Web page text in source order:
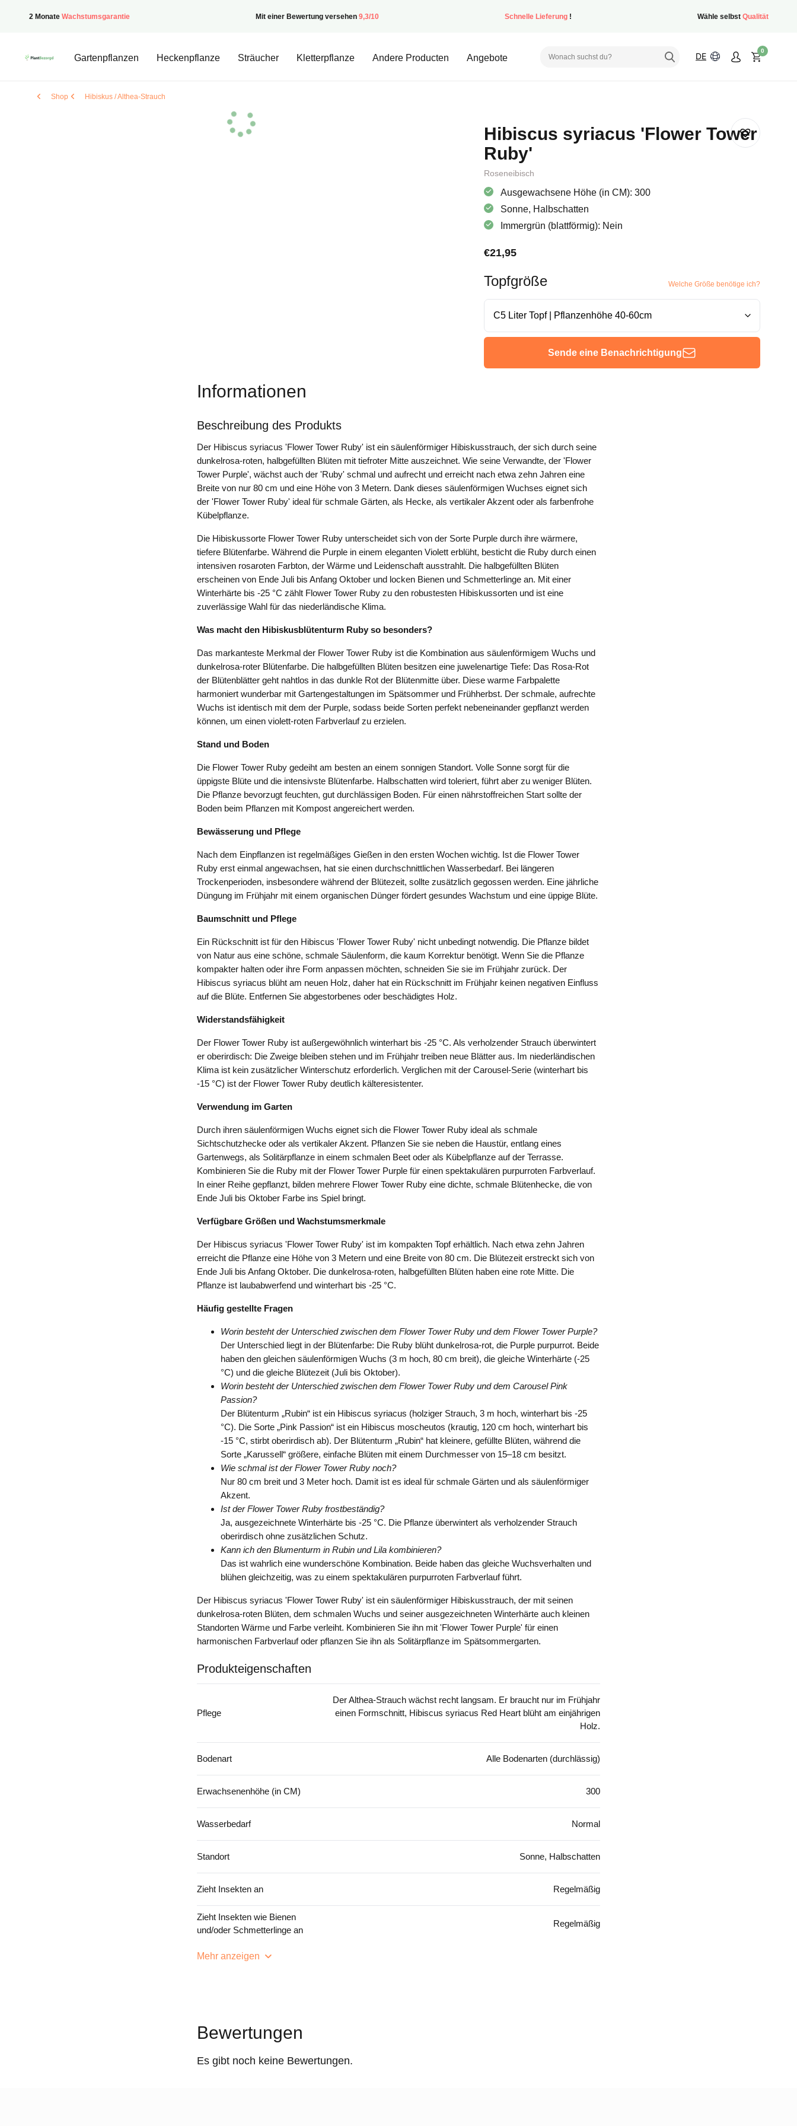
2 Monate Wachstumsgarantie Mit einer Bewertung versehen 9,3/10 Schnelle Lieferung ! Wähle selbst Qualität
PflanzenGeliefert
Gartenpflanzen Heckenpflanze Sträucher Kletterpflanze Andere Producten Angebote DE
0
Shop Hibiskus / Althea-Strauch
Hibiscus syriacus 'Flower Tower
Ruby'
Roseneibisch
Ausgewachsene Höhe (in CM): 300
Sonne, Halbschatten
Immergrün (blattförmig): Nein
€21,95
Topfgröße Welche Größe benötige ich?
Sende eine Benachrichtigung
Informationen
Beschreibung des Produkts
Der Hibiscus syriacus 'Flower Tower Ruby' ist ein säulenförmiger Hibiskusstrauch, der sich durch seine
dunkelrosa-roten, halbgefüllten Blüten mit tiefroter Mitte auszeichnet. Wie seine Verwandte, der 'Flower
Tower Purple', wächst auch der 'Ruby' schmal und aufrecht und erreicht nach etwa zehn Jahren eine
Breite von nur 80 cm und eine Höhe von 3 Metern. Dank dieses säulenförmigen Wuchses eignet sich
der 'Flower Tower Ruby' ideal für schmale Gärten, als Hecke, als vertikaler Akzent oder als farbenfrohe
Kübelpflanze.
Die Hibiskussorte Flower Tower Ruby unterscheidet sich von der Sorte Purple durch ihre wärmere,
tiefere Blütenfarbe. Während die Purple in einem eleganten Violett erblüht, besticht die Ruby durch einen
intensiven rosaroten Farbton, der Wärme und Leidenschaft ausstrahlt. Die halbgefüllten Blüten
erscheinen von Ende Juli bis Anfang Oktober und locken Bienen und Schmetterlinge an. Mit einer
Winterhärte bis -25 °C zählt Flower Tower Ruby zu den robustesten Hibiskussorten und ist eine
zuverlässige Wahl für das niederländische Klima.
Was macht den Hibiskusblütenturm Ruby so besonders?
Das markanteste Merkmal der Flower Tower Ruby ist die Kombination aus säulenförmigem Wuchs und
dunkelrosa-roter Blütenfarbe. Die halbgefüllten Blüten besitzen eine juwelenartige Tiefe: Das Rosa-Rot
der Blütenblätter geht nahtlos in das dunkle Rot der Blütenmitte über. Diese warme Farbpalette
harmoniert wunderbar mit Gartengestaltungen im Spätsommer und Frühherbst. Der schmale, aufrechte
Wuchs ist identisch mit dem der Purple, sodass beide Sorten perfekt nebeneinander gepflanzt werden
können, um einen violett-roten Farbverlauf zu erzielen.
Stand und Boden
Die Flower Tower Ruby gedeiht am besten an einem sonnigen Standort. Volle Sonne sorgt für die
üppigste Blüte und die intensivste Blütenfarbe. Halbschatten wird toleriert, führt aber zu weniger Blüten.
Die Pflanze bevorzugt feuchten, gut durchlässigen Boden. Für einen nährstoffreichen Start sollte der
Boden beim Pflanzen mit Kompost angereichert werden.
Bewässerung und Pflege
Nach dem Einpflanzen ist regelmäßiges Gießen in den ersten Wochen wichtig. Ist die Flower Tower
Ruby erst einmal angewachsen, hat sie einen durchschnittlichen Wasserbedarf. Bei längeren
Trockenperioden, insbesondere während der Blütezeit, sollte zusätzlich gegossen werden. Eine jährliche
Düngung im Frühjahr mit einem organischen Dünger fördert gesundes Wachstum und eine üppige Blüte.
Baumschnitt und Pflege
Ein Rückschnitt ist für den Hibiscus 'Flower Tower Ruby' nicht unbedingt notwendig. Die Pflanze bildet
von Natur aus eine schöne, schmale Säulenform, die kaum Korrektur benötigt. Wenn Sie die Pflanze
kompakter halten oder ihre Form anpassen möchten, schneiden Sie sie im Frühjahr zurück. Der
Hibiscus syriacus blüht am neuen Holz, daher hat ein Rückschnitt im Frühjahr keinen negativen Einfluss
auf die Blüte. Entfernen Sie abgestorbenes oder beschädigtes Holz.
Widerstandsfähigkeit
Der Flower Tower Ruby ist außergewöhnlich winterhart bis -25 °C. Als verholzender Strauch überwintert
er oberirdisch: Die Zweige bleiben stehen und im Frühjahr treiben neue Blätter aus. Im niederländischen
Klima ist kein zusätzlicher Winterschutz erforderlich. Verglichen mit der Carousel-Serie (winterhart bis
-15 °C) ist der Flower Tower Ruby deutlich kälteresistenter.
Verwendung im Garten
Durch ihren säulenförmigen Wuchs eignet sich die Flower Tower Ruby ideal als schmale
Sichtschutzhecke oder als vertikaler Akzent. Pflanzen Sie sie neben die Haustür, entlang eines
Gartenwegs, als Solitärpflanze in einem schmalen Beet oder als Kübelpflanze auf der Terrasse.
Kombinieren Sie die Ruby mit der Flower Tower Purple für einen spektakulären purpurroten Farbverlauf.
In einer Reihe gepflanzt, bilden mehrere Flower Tower Ruby eine dichte, schmale Blütenhecke, die von
Ende Juli bis Oktober Farbe ins Spiel bringt.
Verfügbare Größen und Wachstumsmerkmale
Der Hibiscus syriacus 'Flower Tower Ruby' ist im kompakten Topf erhältlich. Nach etwa zehn Jahren
erreicht die Pflanze eine Höhe von 3 Metern und eine Breite von 80 cm. Die Blütezeit erstreckt sich von
Ende Juli bis Anfang Oktober. Die dunkelrosa-roten, halbgefüllten Blüten haben eine rote Mitte. Die
Pflanze ist laubabwerfend und winterhart bis -25 °C.
Häufig gestellte Fragen
Worin besteht der Unterschied zwischen dem Flower Tower Ruby und dem Flower Tower Purple?
Der Unterschied liegt in der Blütenfarbe: Die Ruby blüht dunkelrosa-rot, die Purple purpurrot. Beide
haben den gleichen säulenförmigen Wuchs (3 m hoch, 80 cm breit), die gleiche Winterhärte (-25
°C) und die gleiche Blütezeit (Juli bis Oktober).
Worin besteht der Unterschied zwischen dem Flower Tower Ruby und dem Carousel Pink
Passion?
Der Blütenturm „Rubin“ ist ein Hibiscus syriacus (holziger Strauch, 3 m hoch, winterhart bis -25
°C). Die Sorte „Pink Passion“ ist ein Hibiscus moscheutos (krautig, 120 cm hoch, winterhart bis
-15 °C, stirbt oberirdisch ab). Der Blütenturm „Rubin“ hat kleinere, gefüllte Blüten, während die
Sorte „Karussell“ größere, einfache Blüten mit einem Durchmesser von 15–18 cm besitzt.
Wie schmal ist der Flower Tower Ruby noch?
Nur 80 cm breit und 3 Meter hoch. Damit ist es ideal für schmale Gärten und als säulenförmiger
Akzent.
Ist der Flower Tower Ruby frostbeständig?
Ja, ausgezeichnete Winterhärte bis -25 °C. Die Pflanze überwintert als verholzender Strauch
oberirdisch ohne zusätzlichen Schutz.
Kann ich den Blumenturm in Rubin und Lila kombinieren?
Das ist wahrlich eine wunderschöne Kombination. Beide haben das gleiche Wuchsverhalten und
blühen gleichzeitig, was zu einem spektakulären purpurroten Farbverlauf führt.
Der Hibiscus syriacus 'Flower Tower Ruby' ist ein säulenförmiger Hibiskusstrauch, der mit seinen
dunkelrosa-roten Blüten, dem schmalen Wuchs und seiner ausgezeichneten Winterhärte auch kleinen
Standorten Wärme und Farbe verleiht. Kombinieren Sie ihn mit 'Flower Tower Purple' für einen
harmonischen Farbverlauf oder pflanzen Sie ihn als Solitärpflanze im Spätsommergarten.
Produkteigenschaften
Pflege
Der Althea-Strauch wächst recht langsam. Er braucht nur im Frühjahr
einen Formschnitt, Hibiscus syriacus Red Heart blüht am einjährigen
Holz.
Bodenart Alle Bodenarten (durchlässig)
Erwachsenenhöhe (in CM) 300
Wasserbedarf Normal
Standort Sonne, Halbschatten
Zieht Insekten an Regelmäßig
Zieht Insekten wie Bienen
und/oder Schmetterlinge an
Regelmäßig
Mehr anzeigen
Bewertungen
Es gibt noch keine Bewertungen.